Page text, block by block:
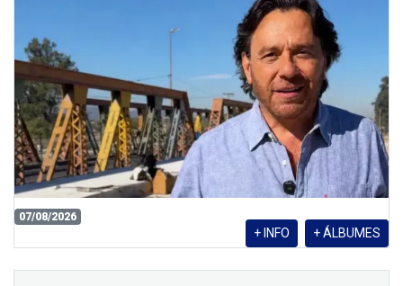
07/08/2026
+ ÁLBUMES
+ INFO